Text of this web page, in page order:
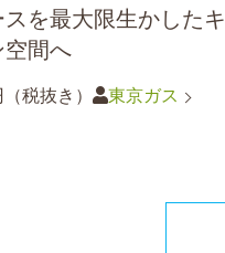
を最大限生かしたキ
空間へ
税抜き） 東京ガス